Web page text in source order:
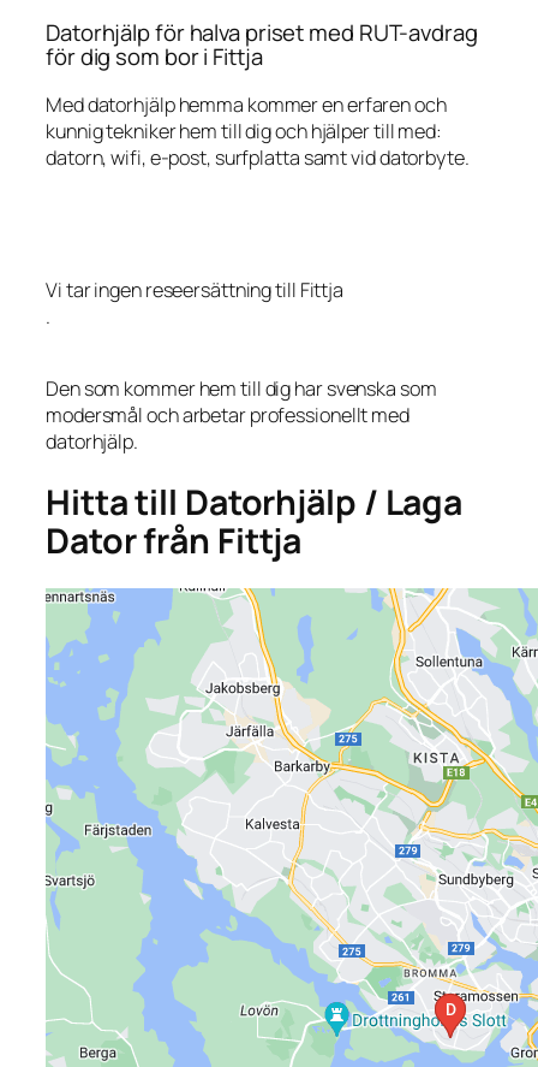
Datorhjälp för halva priset med RUT-avdrag
för dig som bor i Fittja
Med datorhjälp hemma kommer en erfaren och
kunnig tekniker hem till dig och hjälper till med:
datorn, wifi, e-post, surfplatta samt vid datorbyte.
Vi tar ingen reseersättning till Fittja
.
Den som kommer hem till dig har svenska som
modersmål och arbetar professionellt med
datorhjälp.
Hitta till Datorhjälp / Laga
Dator från Fittja